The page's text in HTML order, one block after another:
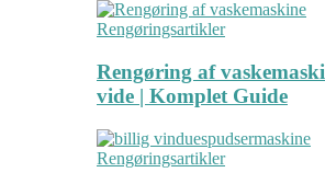
Rengøringsartikler
Rengøring af
vide | Komplet Guide
Rengøringsartikler